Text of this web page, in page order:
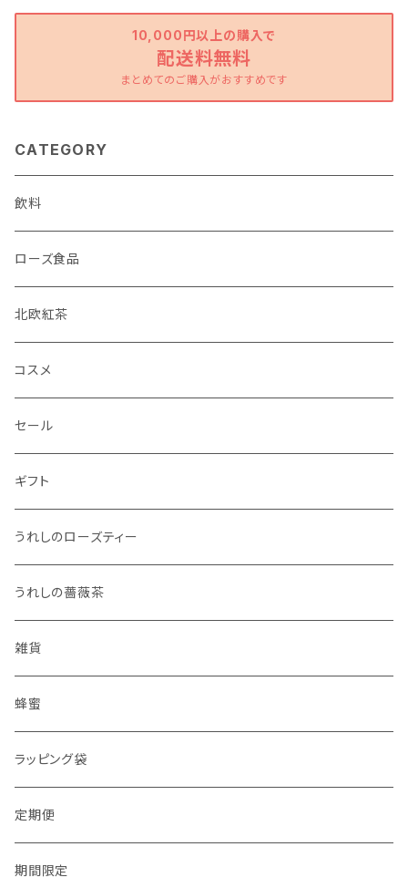
10,000円以上の購入で
配送料無料
まとめてのご購入がおすすめです
CATEGORY
飲料
ローズ食品
北欧紅茶
コスメ
セール
ギフト
うれしのローズティー
うれしの薔薇茶
雑貨
蜂蜜
ラッピング袋
定期便
期間限定